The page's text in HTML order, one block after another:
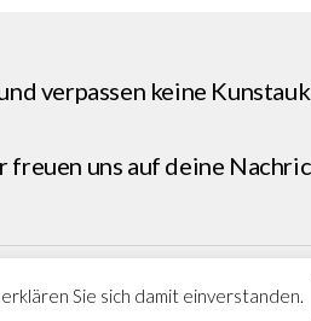
verpassen keine
freuen uns auf deine
Sie sich damit einverstanden.